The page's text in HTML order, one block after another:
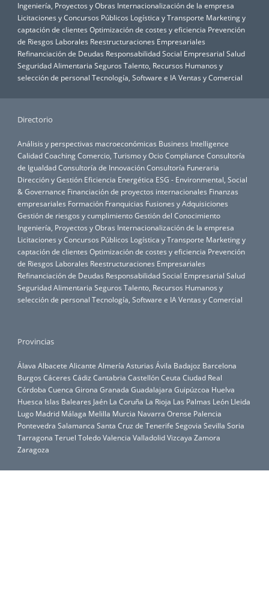
Ingeniería, Proyectos y Obras Internacionalización de la empresa
Licitaciones y Concursos Públicos Logística y Transporte Marketing y
captación de clientes Optimización de costes y eficiencia Prevención
de Riesgos Laborales Reestructuraciones Empresariales
Refinanciación de Deudas Responsabilidad Social Empresarial Salud
Seguridad Alimentaria Seguros Talento, Recursos Humanos y
selección de personal Tecnología, Software e IAVentas y Comercial
Directorio
Análisis y perspectivas macroeconómicas Business Intelligence
CalidadCoachingComercio, Turismo y OcioCompliance Consultoría
de IgualdadConsultoría de InnovaciónConsultoría Funeraria
Dirección y Gestión Eficiencia Energética ESG - Environmental, Social
& Governance Financiación de proyectos internacionales Finanzas
empresariales Formación Franquicias Fusiones y Adquisiciones
Gestión de riesgos y cumplimientoGestión del Conocimiento
Ingeniería, Proyectos y Obras Internacionalización de la empresa
Licitaciones y Concursos Públicos Logística y Transporte Marketing y
captación de clientes Optimización de costes y eficiencia Prevención
de Riesgos Laborales Reestructuraciones Empresariales
Refinanciación de Deudas Responsabilidad Social Empresarial Salud
Seguridad Alimentaria Seguros Talento, Recursos Humanos y
selección de personal Tecnología, Software e IAVentas y Comercial
Provincias
Álava Albacete Alicante Almería Asturias Ávila Badajoz Barcelona
Burgos Cáceres Cádiz Cantabria CastellónCeuta Ciudad Real
Córdoba Cuenca Girona Granada Guadalajara Guipúzcoa Huelva
Huesca Islas Baleares Jaén La Coruña La Rioja Las Palmas León Lleida
Lugo Madrid Málaga Melilla Murcia Navarra Orense Palencia
Pontevedra Salamanca Santa Cruz de Tenerife Segovia Sevilla Soria
Tarragona Teruel ToledoValencia ValladolidVizcaya Zamora
Zaragoza